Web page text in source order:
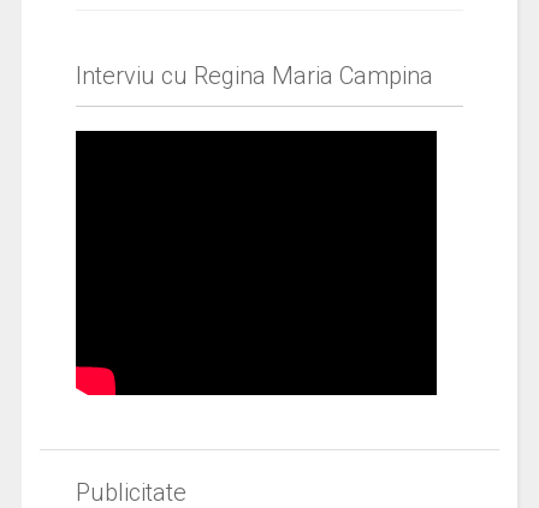
Interviu cu Regina Maria Campina
Publicitate